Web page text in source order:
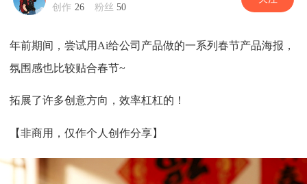
创作 26 粉丝 50
年前期间，尝试用Ai给公司产品做的一系列春节产品海报，
氛围感也比较贴合春节~
拓展了许多创意方向，效率杠杠的！
【非商用，仅作个人创作分享】